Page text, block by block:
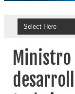
Ministro